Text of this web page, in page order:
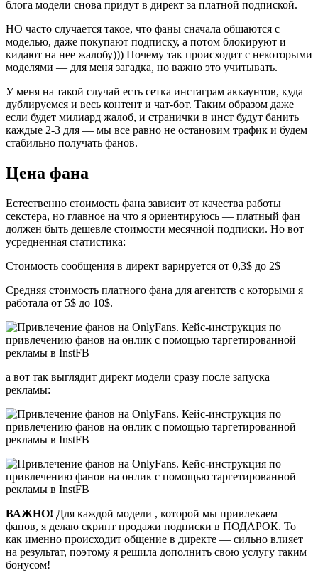
блога модели снова придут в директ за платной подпиской.
НО часто случается такое, что фаны сначала общаются с
моделью, даже покупают подписку, а потом блокируют и
кидают на нее жалобу))) Почему так происходит с некоторыми
моделями — для меня загадка, но важно это учитывать.
У меня на такой случай есть сетка инстаграм аккаунтов, куда
дублируемся и весь контент и чат-бот. Таким образом даже
если будет милиард жалоб, и странички в инст будут банить
каждые 2-3 для — мы все равно не остановим трафик и будем
стабильно получать фанов.
Цена фана
Естественно стоимость фана зависит от качества работы
секстера, но главное на что я ориентируюсь — платный фан
должен быть дешевле стоимости месячной подписки. Но вот
усредненная статистика:
Стоимость сообщения в директ варируется от 0,3$ до 2$
Средняя стоимость платного фана для агентств с которыми я
работала от 5$ до 10$.
а вот так выглядит директ модели сразу после запуска
рекламы:
ВАЖНО! Для каждой модели , которой мы привлекаем
фанов, я делаю скрипт продажи подписки в ПОДАРОК. То
как именно происходит общение в директе — сильно влияет
на результат, поэтому я решила дополнить свою услугу таким
бонусом!